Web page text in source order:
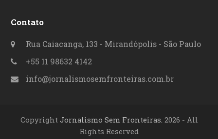
i
c
m
Contato
Rua Caiacanga, 133 - Mirandópolis - São Paulo
+55 11 98632 4142
info@jornalismosemfronteiras.com.br
Copyright Jornalismo Sem Fronteiras. 2026 - All
Rights Reserved